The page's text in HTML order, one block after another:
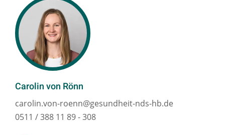
Carolin von Rönn
carolin.von-roenn@gesundheit-nds-hb.de
0511 / 388 11 89 - 308